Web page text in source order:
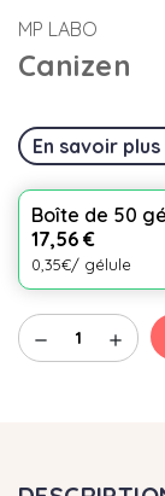
MP LABO
Canizen
En savoir
Boîte de 50
17,56 €
0,35€/ gélule
remove add